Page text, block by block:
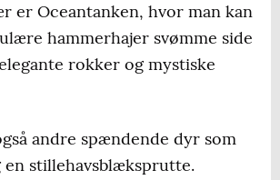
er Oceantanken, hvor man kan
hammerhajer svømme side
rokker og mystiske
andre spændende dyr som
en stillehavsblæksprutte.